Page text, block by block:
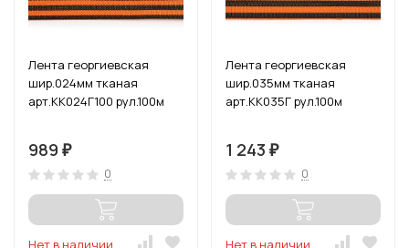
Лента георгиевская
шир.024мм тканая
арт.КК024Г100 рул.100м
989 ₽
0
Нет в наличии
Лента георгиевская
шир.035мм тканая
арт.КК035Г рул.100м
1 243 ₽
0
Нет в наличии